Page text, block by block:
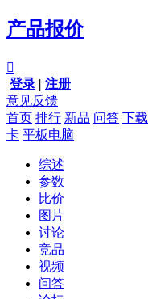
产品报价

登录 | 注册
意见反馈
首页 排行 新品 问答 下载
卡 平板电脑
综述
参数
比价
图片
讨论
竞品
视频
问答